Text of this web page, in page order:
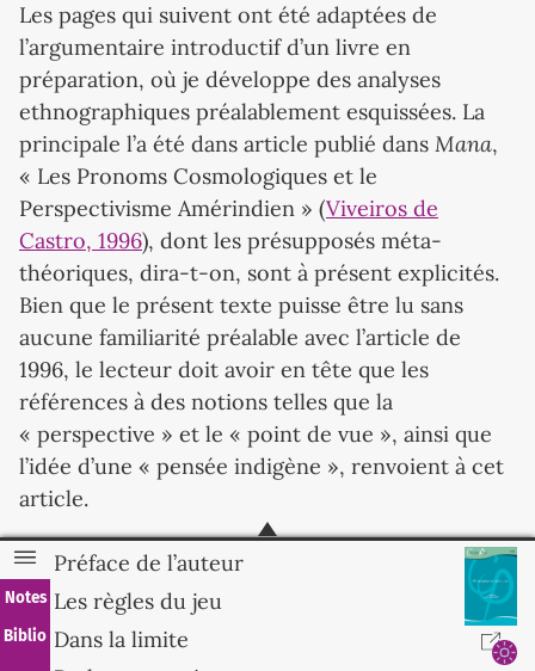
Notes
Biblio
Préface de l’auteur
Les règles du jeu
Dans la limite
Les pages qui suivent ont été adaptées de
l’argumentaire introductif d’un livre en
préparation, où je développe des analyses
ethnographiques préalablement esquissées. La
principale l’a été dans article publié dans Mana,
« Les Pronoms Cosmologiques et le
Perspectivisme Amérindien » (Viveiros de
Castro, 1996), dont les présupposés méta-
théoriques, dira-t-on, sont à présent explicités.
Bien que le présent texte puisse être lu sans
aucune familiarité préalable avec l’article de
1996, le lecteur doit avoir en tête que les
références à des notions telles que la
« perspective » et le « point de vue », ainsi que
l’idée d’une « pensée indigène », renvoient à cet
article.
Les règles du jeu
L’anthropologue est celui qui élabore son
discours sur celui d’un « natif ». Le natif n’a pas